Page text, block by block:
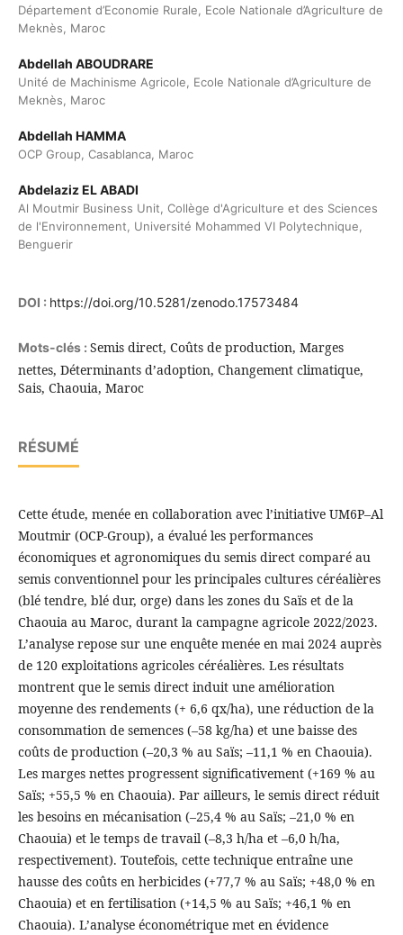
Département d’Economie Rurale, Ecole Nationale d’Agriculture de
Meknès, Maroc
Abdellah ABOUDRARE
Unité de Machinisme Agricole, Ecole Nationale d’Agriculture de
Meknès, Maroc
Abdellah HAMMA
OCP Group, Casablanca, Maroc
Abdelaziz EL ABADI
Al Moutmir Business Unit, Collège d'Agriculture et des Sciences
de l'Environnement, Université Mohammed VI Polytechnique,
Benguerir
DOI : https://doi.org/10.5281/zenodo.17573484
Mots-clés : Semis direct, Coûts de production, Marges
nettes, Déterminants d’adoption, Changement climatique,
Sais, Chaouia, Maroc
RÉSUMÉ
Cette étude, menée en collaboration avec l’initiative UM6P–Al
Moutmir (OCP-Group), a évalué les performances
économiques et agronomiques du semis direct comparé au
semis conventionnel pour les principales cultures céréalières
(blé tendre, blé dur, orge) dans les zones du Saïs et de la
Chaouia au Maroc, durant la campagne agricole 2022/2023.
L’analyse repose sur une enquête menée en mai 2024 auprès
de 120 exploitations agricoles céréalières. Les résultats
montrent que le semis direct induit une amélioration
moyenne des rendements (+ 6,6 qx/ha), une réduction de la
consommation de semences (–58 kg/ha) et une baisse des
coûts de production (–20,3 % au Saïs; –11,1 % en Chaouia).
Les marges nettes progressent significativement (+169 % au
Saïs; +55,5 % en Chaouia). Par ailleurs, le semis direct réduit
les besoins en mécanisation (–25,4 % au Saïs; –21,0 % en
Chaouia) et le temps de travail (–8,3 h/ha et –6,0 h/ha,
respectivement). Toutefois, cette technique entraîne une
hausse des coûts en herbicides (+77,7 % au Saïs; +48,0 % en
Chaouia) et en fertilisation (+14,5 % au Saïs; +46,1 % en
Chaouia). L’analyse économétrique met en évidence